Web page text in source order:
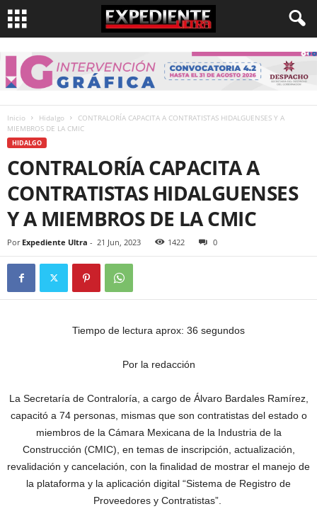
Inicio Hidalgo
CONTRALORÍA CAPACITA A CONTRATISTAS HIDALGUENSES Y A
MIEMBROS DE LA CMIC
HIDALGO
CONTRALORÍA CAPACITA A
CONTRATISTAS HIDALGUENSES
Y A MIEMBROS DE LA CMIC
Por Expediente Ultra - 21 Jun, 2023 1422 0
Tiempo de lectura aprox: 36 segundos
Por la redacción
La Secretaría de Contraloría, a cargo de Álvaro Bardales Ramírez,
capacitó a 74 personas, mismas que son contratistas del estado o
miembros de la Cámara Mexicana de la Industria de la
Construcción (CMIC), en temas de inscripción, actualización,
revalidación y cancelación, con la finalidad de mostrar el manejo de
la plataforma y la aplicación digital “Sistema de Registro de
Proveedores y Contratistas”.